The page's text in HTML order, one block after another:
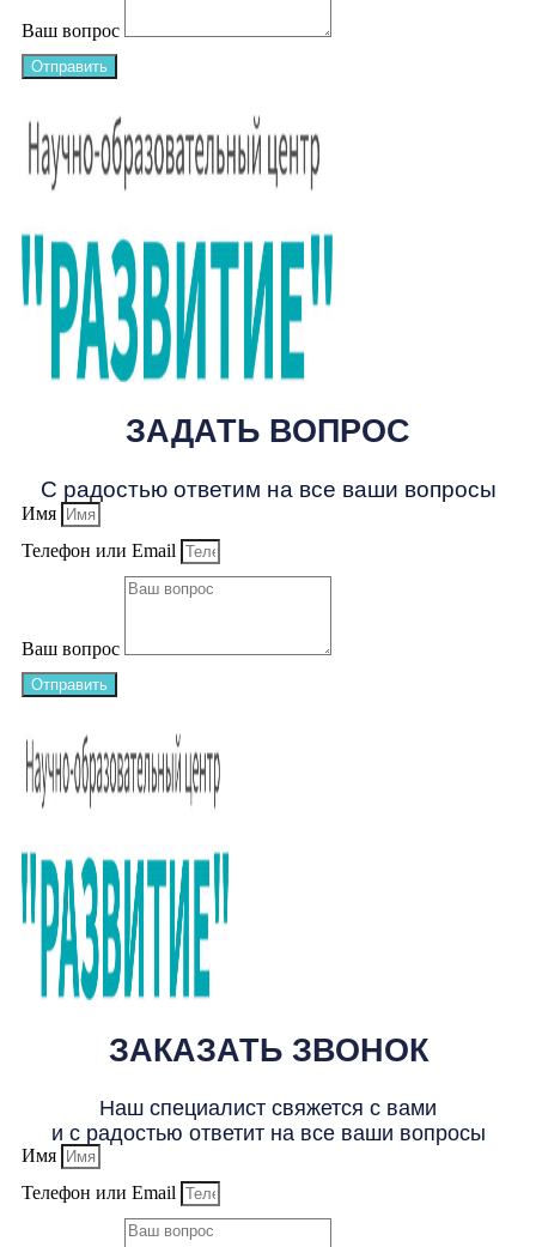
Ваш вопрос
Отправить
ЗАДАТЬ ВОПРОС
С радостью ответим на все ваши вопросы
Имя
Телефон или Email
Ваш вопрос
Отправить
ЗАКАЗАТЬ ЗВОНОК
Наш специалист свяжется с вами
и с радостью ответит на все ваши вопросы
Имя
Телефон или Email